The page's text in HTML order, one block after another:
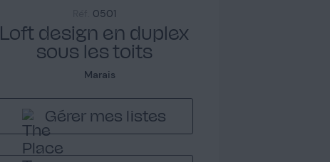
0501
Loft design en duplex
sous les toits
Marais
Gérer mes listes